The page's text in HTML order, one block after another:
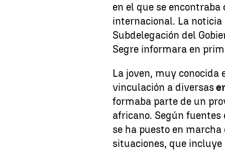
en el que se
internacional. La
Subdelegación del
Segre informara en
La joven, muy conocida
vinculación a diversas
formaba parte de un
africano. Según
se ha puesto en
situaciones, que